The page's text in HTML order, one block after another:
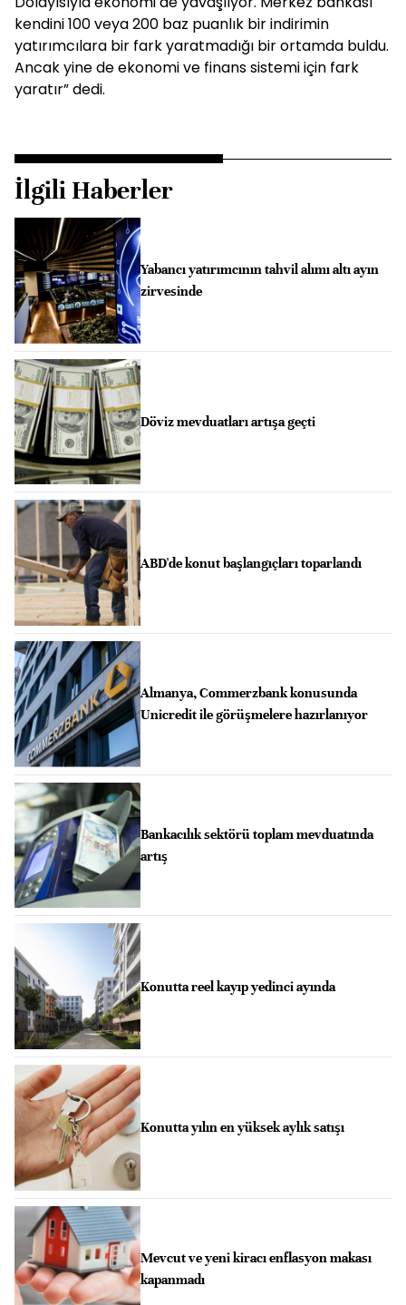
kendini 100 veya 200 baz puanlık bir indirimin
yatırımcılara bir fark yaratmadığı bir ortamda buldu.
Ancak yine de ekonomi ve finans sistemi için fark
yaratır” dedi.
İlgili Haberler
Yabancı yatırımcının tahvil alımı altı ayın
zirvesinde
Döviz mevduatları artışa geçti
ABD'de konut başlangıçları toparlandı
Almanya, Commerzbank konusunda
Unicredit ile görüşmelere hazırlanıyor
Bankacılık sektörü toplam mevduatında
artış
Konutta reel kayıp yedinci ayında
Konutta yılın en yüksek aylık satışı
Mevcut ve yeni kiracı enflasyon makası
kapanmadı